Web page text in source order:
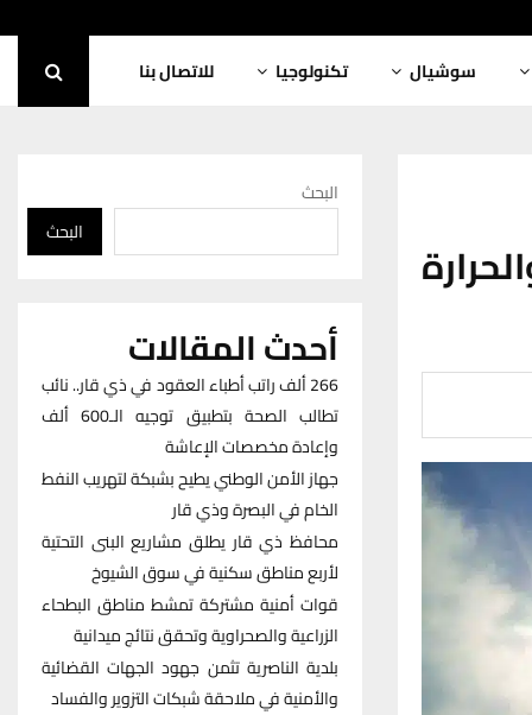
سوشيال تكنولوجيا للاتصال بنا
البحث
البحث
أحدث المقالات
266 ألف راتب أطباء العقود في ذي قار.. نائب
تطالب الصحة بتطبيق توجيه الـ600 ألف
وإعادة مخصصات الإعاشة
جهاز الأمن الوطني يطيح بشبكة لتهريب النفط
الخام في البصرة وذي قار
محافظ ذي قار يطلق مشاريع البنى التحتية
لأربع مناطق سكنية في سوق الشيوخ
قوات أمنية مشتركة تمشط مناطق البطحاء
الزراعية والصحراوية وتحقق نتائج ميدانية
بلدية الناصرية تثمن جهود الجهات القضائية
والأمنية في ملاحقة شبكات التزوير والفساد